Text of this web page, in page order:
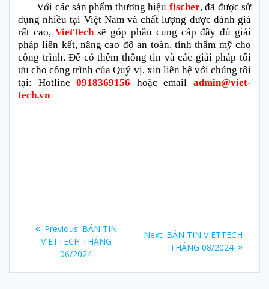
Với các sản phẩm thương hiệu fischer, đã được sử
dụng nhiều tại Việt Nam và chất lượng được đánh giá
rất cao, VietTechsẽ góp phần cung cấp đầy đủ giải
pháp liên kết, nâng cao độ an toàn, tính thẩm mỹ cho
công trình. Để có thêm thông tin và các giải pháp tối
ưu cho công trình của Quý vị, xin liên hệ với chúng tôi
tại: Hotline0918369156 hoặc emailadmin@viet-
tech.vn
Điều
hướng
bài
Previous: Previous
post:
BẢN TIN
VIETTECH THÁNG
06/2024
Next: Next
post:
BẢN TIN VIETTECH
THÁNG 08/2024